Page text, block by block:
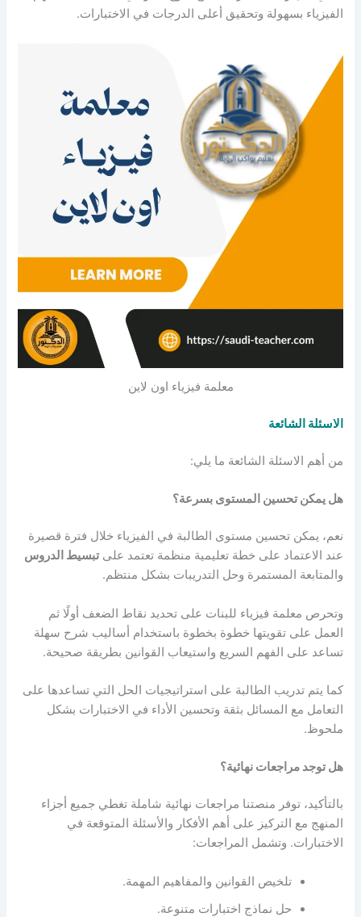
الفيزياء بسهولة وتحقيق أعلى الدرجات في الاختبارات.
معلمة فيزياء اون لاين
الاسئلة الشائعة
من أهم الاسئلة الشائعة ما يلي:
هل يمكن تحسين المستوى بسرعة؟
نعم، يمكن تحسين مستوى الطالبة في الفيزياء خلال فترة قصيرة
عند الاعتماد على خطة تعليمية منظمة تعتمد علىتبسيط الدروس
والمتابعة المستمرة وحل التدريبات بشكل منتظم.
وتحرص معلمة فيزياء للبنات على تحديد نقاط الضعف أولًا ثم
العمل على تقويتها خطوة بخطوة باستخدام أساليب شرح سهلة
تساعد على الفهم السريع واستيعاب القوانين بطريقة صحيحة.
كما يتم تدريب الطالبة على استراتيجيات الحل التي تساعدها على
التعامل مع المسائل بثقة وتحسين الأداء في الاختبارات بشكل
ملحوظ.
هل توجد مراجعات نهائية؟
بالتأكيد، توفر منصتنا مراجعات نهائية شاملة تغطي جميع أجزاء
المنهج مع التركيز على أهم الأفكار والأسئلة المتوقعة في
الاختبارات. وتشمل المراجعات:
تلخيص القوانين والمفاهيم المهمة.
حل نماذج اختبارات متنوعة.